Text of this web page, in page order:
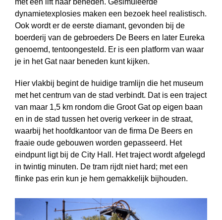
met een lift naar beneden. Gesimuleerde
dynamietexplosies maken een bezoek heel realistisch.
Ook wordt er de eerste diamant, gevonden bij de
boerderij van de gebroeders De Beers en later Eureka
genoemd, tentoongesteld. Er is een platform van waar
je in het Gat naar beneden kunt kijken.
Hier vlakbij begint de huidige tramlijn die het museum
met het centrum van de stad verbindt. Dat is een traject
van maar 1,5 km rondom die Groot Gat op eigen baan
en in de stad tussen het overig verkeer in de straat,
waarbij het hoofd­kantoor van de firma De Beers en
fraaie oude gebouwen worden gepasseerd. Het
eindpunt ligt bij de City Hall. Het traject wordt afgelegd
in twintig minuten. De tram rijdt niet hard; met een
flinke pas erin kun je hem gemakkelijk bijhouden.